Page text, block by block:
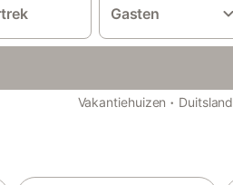
Gasten
Vakantiehuizen · Duitsland